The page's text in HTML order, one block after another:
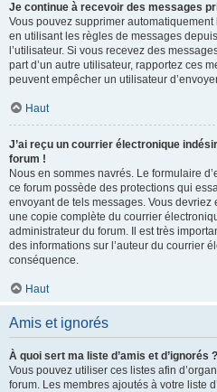
Je continue à recevoir des messages
Vous pouvez supprimer
en utilisant les règles de messages
l’utilisateur. Si vous recevez des
part d’un autre utilisateur, rapportez ces
peuvent empêcher un utilisateur
Haut
J’ai reçu un courrier électronique
forum !
Nous en sommes navrés. Le formulaire
ce forum possède des protections qui
envoyant de tels messages. Vous
une copie complète du courrier
administrateur du forum. Il est très
des informations sur l’auteur du courrier
conséquence.
Haut
Amis et ignorés
À quoi sert ma liste d’amis et d’ignorés ?
Vous pouvez utiliser ces listes afin
forum. Les membres ajoutés à votre liste